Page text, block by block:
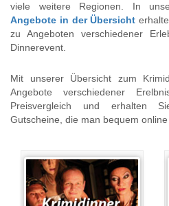
viele weitere Regionen. In
Angebote in der Übersicht
zu Angeboten verschiedener
Dinnerevent.
Mit unserer Übersicht zum
Angebote verschiedener
Preisvergleich und erhalten
Gutscheine, die man bequem online